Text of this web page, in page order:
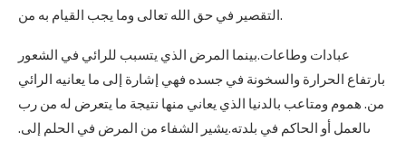
التقصير في حق الله تعالى وما يجب القيام به من.
عبادات وطاعات.بينما المرض الذي يتسبب للرائي في الشعور
بارتفاع الحرارة والسخونة في جسده فهي إشارة إلى ما يعانيه الرائي
من. هموم ومتاعب بالدنيا الذي يعاني منها نتيجة ما يتعرض له من رب
ىالعمل أو الحاكم في بلدته.يشير الشفاء من المرض في الحلم إلى.